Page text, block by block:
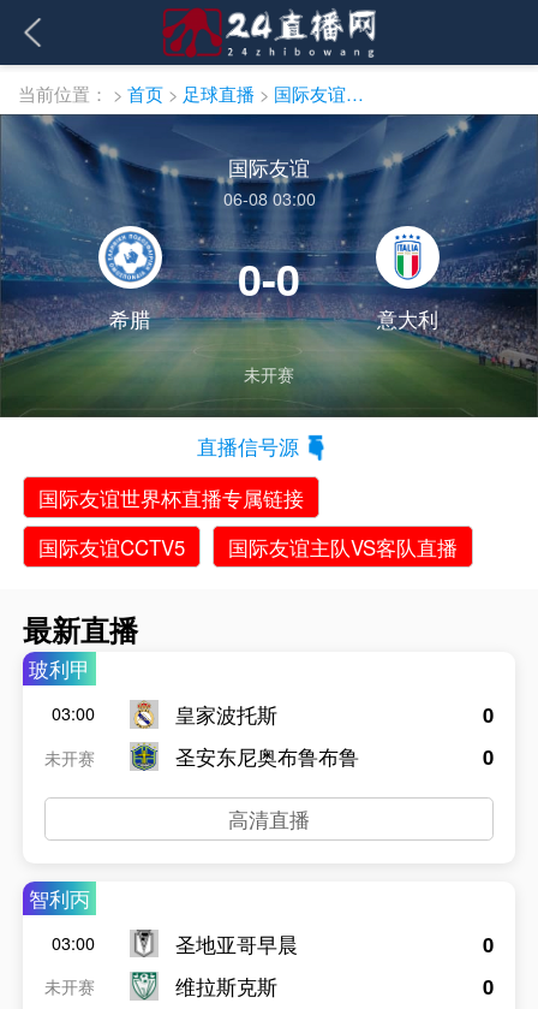
当前位置： > 首页 > 足球直播 > 国际友谊直播
国际友谊
06-08 03:00
希腊
0-0
意大利
未开赛
直播信号源
国际友谊世界杯直播专属链接
国际友谊CCTV5
国际友谊主队VS客队直播
最新直播
玻利甲
03:00
未开赛
皇家波托斯
圣安东尼奥布鲁布鲁
0
0
高清直播
智利丙
03:00
未开赛
圣地亚哥早晨
维拉斯克斯
0
0